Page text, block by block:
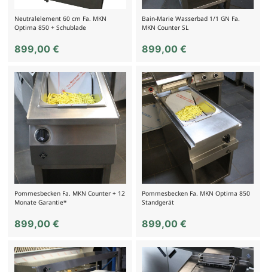
Neutralelement 60 cm Fa. MKN
Optima 850 + Schublade
899,00 €
Bain-Marie Wasserbad 1/1 GN Fa.
MKN Counter SL
899,00€
Pommesbecken Fa. MKN Counter + 12
Monate Garantie*
899,00 €
Pommesbecken Fa. MKN Optima 850
Standgerät
899,00€